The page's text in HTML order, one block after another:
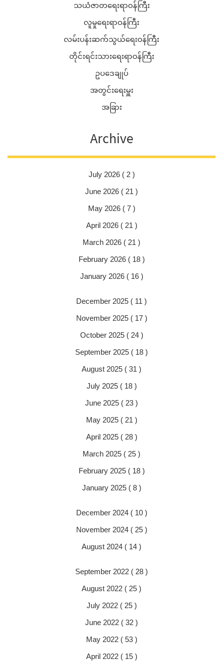
သယံဇာတရေးရာဝန်ကြီး
လူမှုရေးရာဝန်ကြီး
လမ်းပန်းဆက်သွယ်ရေးဝန်ကြီး
တိုင်းရင်းသားရေးရာဝန်ကြီး
ဥပဒေချုပ်
အတွင်းရေးမှူး
အခြား
Archive
July 2026 ( 2 )
June 2026 ( 21 )
May 2026 ( 7 )
April 2026 ( 21 )
March 2026 ( 21 )
February 2026 ( 18 )
January 2026 ( 16 )
December 2025 ( 11 )
November 2025 ( 17 )
October 2025 ( 24 )
September 2025 ( 18 )
August 2025 ( 31 )
July 2025 ( 18 )
June 2025 ( 23 )
May 2025 ( 21 )
April 2025 ( 28 )
March 2025 ( 25 )
February 2025 ( 18 )
January 2025 ( 8 )
December 2024 ( 10 )
November 2024 ( 25 )
August 2024 ( 14 )
September 2022 ( 28 )
August 2022 ( 25 )
July 2022 ( 25 )
June 2022 ( 32 )
May 2022 ( 53 )
April 2022 ( 15 )